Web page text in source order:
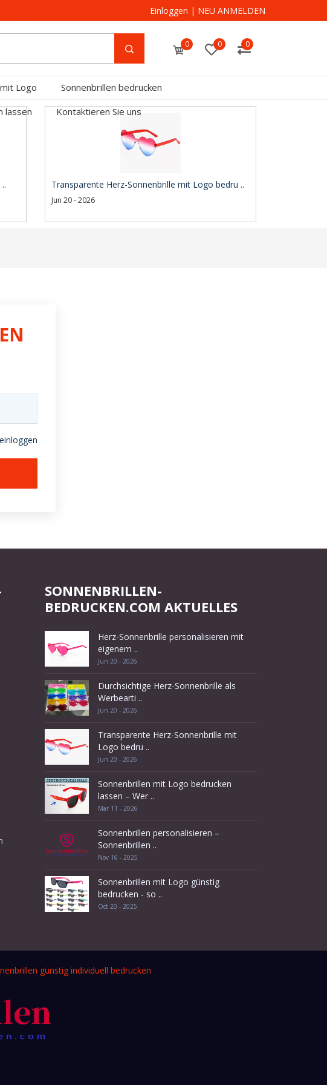
Einloggen | NEU ANMELDEN
0 0 0
Logo
Sonnenbrillen bedrucken
lassen
Kontaktieren Sie uns
Transparente Herz-Sonnenbrille mit Logo bedru ..
Jun 20 - 2026
SONNENBRILLEN-
BEDRUCKEN.COM AKTUELLES
Herz-Sonnenbrille personalisieren mit
eigenem ..
Jun 20 - 2026
Durchsichtige Herz-Sonnenbrille als
Werbearti ..
Jun 20 - 2026
Transparente Herz-Sonnenbrille mit
Logo bedru ..
Jun 20 - 2026
Sonnenbrillen mit Logo bedrucken
lassen – Wer ..
Mar 11 - 2026
Sonnenbrillen personalisieren –
Sonnenbrillen ..
Nov 16 - 2025
Sonnenbrillen mit Logo günstig
bedrucken - so ..
Oct 20 - 2025
günstig individuell bedrucken